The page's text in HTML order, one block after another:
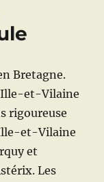
Bretagne.
et-Vilaine
rigoureuse
et-Vilaine
et
Les